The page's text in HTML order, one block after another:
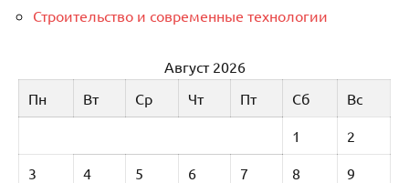
Строительство и современные технологии
Август 2026
Пн
Вт Ср Чт Пт Сб Вс
1 2
3 4 5 6 7 8 9